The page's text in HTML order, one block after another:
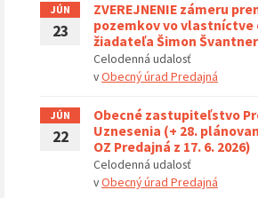
JÚN
23
ZVEREJNENIE zámeru
pozemkov vo vlastníctve
žiadateľa Šimon Švantner
Celodenná udalosť
vObecný úrad Predajná
JÚN
22
Obecné zastupiteľstvo
Uznesenia (+ 28.
OZ Predajná z 17. 6. 2026)
Celodenná udalosť
vObecný úrad Predajná